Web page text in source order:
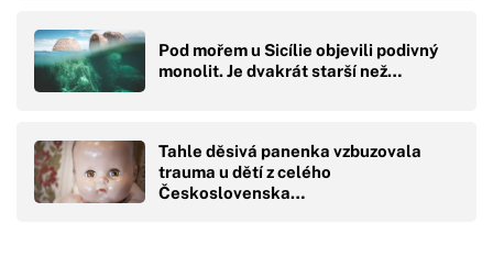
Pod mořem u Sicílie objevili podivný
monolit. Je dvakrát starší než…
Tahle děsivá panenka vzbuzovala
trauma u dětí z celého
Československa…